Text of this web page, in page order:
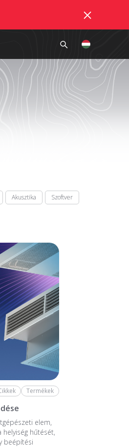
Akusztika
Szoftver
Termékek
elem,
hűtését,
beépítési